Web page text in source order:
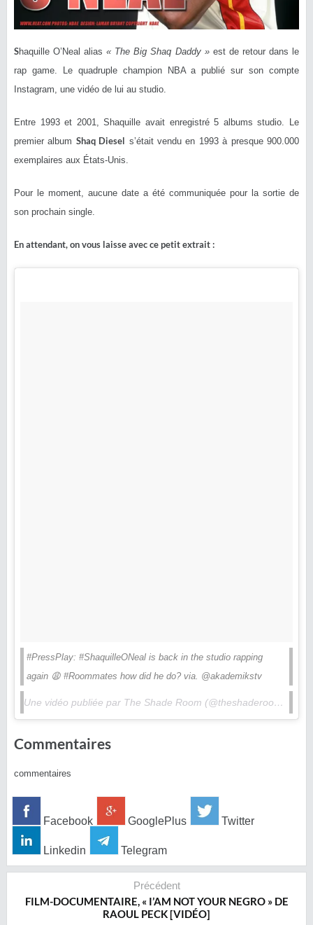
Shaquille O’Neal alias« The Big Shaq Daddy »est de retour dans le
rap game. Le quadruple champion NBA a publié sur son compte
Instagram, une vidéo de lui au studio.
Entre 1993 et 2001, Shaquille avait enregistré 5 albums studio. Le
premier album Shaq Diesel s’était vendu en 1993 à presque 900.000
exemplaires aux États-Unis.
Pour le moment, aucune date a été communiquée pour la sortie de
son prochain single.
En attendant, on vous laisse avec ce petit extrait :
#PressPlay: #ShaquilleONeal is back in the studio rapping
again 😩 #Roommates how did he do? via. @akademikstv
Une vidéo publiée par The Shade Room (@theshaderoom) le
Commentaires
commentaires
Facebook GooglePlus Twitter
Linkedin Telegram
Précédent
FILM-DOCUMENTAIRE, « I’AM NOT YOUR NEGRO » DE
RAOUL PECK [VIDÉO]